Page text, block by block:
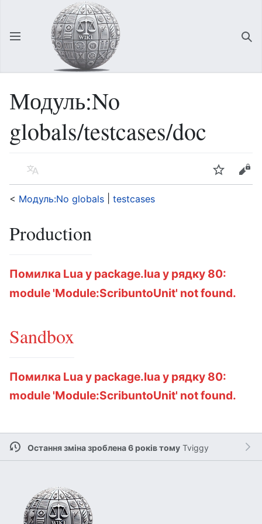
Відкрити головне меню
Модуль:No
globals/testcases/doc
Мова Спостерігати
Редагувати
< Модуль:No globals testcases
Production
Помилка Lua у package.lua у рядку 80:
module 'Module:ScribuntoUnit' not found.
Sandbox
Помилка Lua у package.lua у рядку 80:
module 'Module:ScribuntoUnit' not found.
Остання зміна зроблена 6 років тому Tviggy